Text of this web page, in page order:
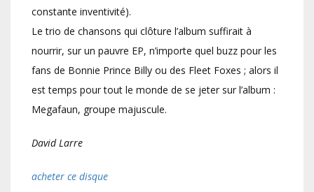
constante inventivité).
Le trio de chansons qui clôture l’album suffirait à
nourrir, sur un pauvre EP, n’importe quel buzz pour les
fans de Bonnie Prince Billy ou des Fleet Foxes ; alors il
est temps pour tout le monde de se jeter sur l’album :
Megafaun, groupe majuscule.
David Larre
acheter ce disque